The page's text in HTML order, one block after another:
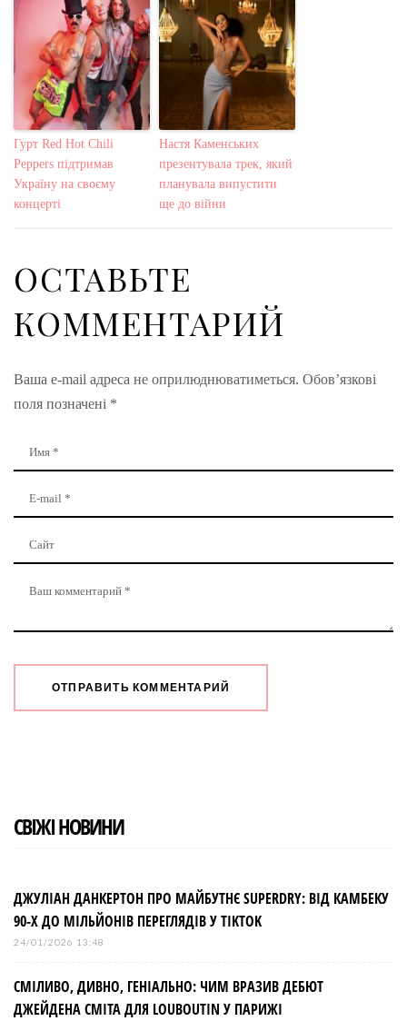
Гурт Red Hot Chili
Peppers підтримав
Україну на своєму
концерті
Настя Каменських
презентувала трек, який
планувала випустити
ще до війни
ОСТАВЬТЕ
КОММЕНТАРИЙ
Ваша e-mail адреса не оприлюднюватиметься. Обов’язкові
поля позначені *
СВІЖІ НОВИНИ
ДЖУЛІАН ДАНКЕРТОН ПРО МАЙБУТНЄ SUPERDRY: ВІД КАМБЕКУ
90-Х ДО МІЛЬЙОНІВ ПЕРЕГЛЯДІВ У TIKTOK
24/01/2026 13:48
СМІЛИВО, ДИВНО, ГЕНІАЛЬНО: ЧИМ ВРАЗИВ ДЕБЮТ
ДЖЕЙДЕНА СМІТА ДЛЯ LOUBOUTIN У ПАРИЖІ